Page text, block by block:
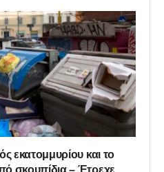
εκατομμυρίου και το
σκουπίδια – Έτρεχε